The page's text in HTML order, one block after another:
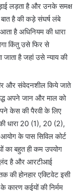
लड़ता है और उनके समक्ष
बात है की कड़े संघर्ष लंबे
है अधिनियम की धारा
किंतु उसे फिर से
है जहां उसे न्याय की
और संवेदनशील किये जाते
अपने जान और माल को
केस की पैरवी के लिए
की धारा 20 (1), 20 (2),
के पास सिविल कोर्ट
का बहुत ही कम उपयोग
बुलंद है और आरटीआई
की होनहार एक्टिवेट इसी
के कारण कईयों की निर्मम